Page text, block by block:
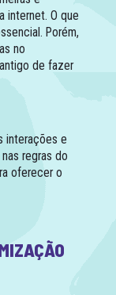
internet. O que
Porém,
no
de fazer
interações e
regras do
oferecer o